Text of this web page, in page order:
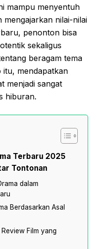
mampu menyentuh
mengajarkan nilai-nilai
penonton bisa
sekaligus
beragam tema
itu, mendapatkan
menjadi sangat
hiburan.
Terbaru 2025
Tontonan
dalam
Berdasarkan Asal
Film yang